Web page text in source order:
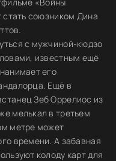
стать союзником Дина
с мужчиной-кюдзо
известным ещё
его
Ещё в
Зеб Оррелиос из
мелькал в третьем
метре может
времени. А забавная
колоду карт для